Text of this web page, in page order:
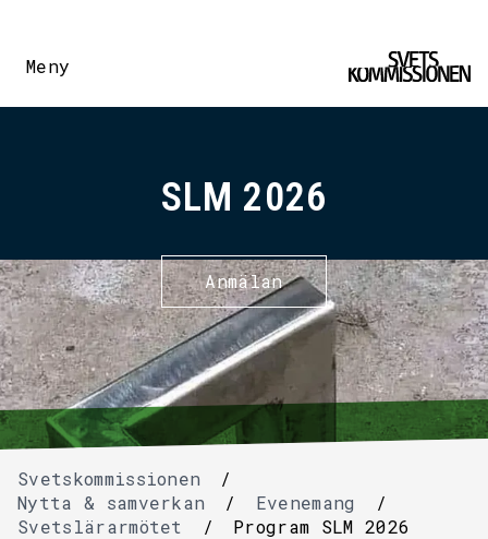
Meny
SLM 2026
Anmälan
Svetskommissionen
/
Nytta & samverkan
/ Evenemang
/
Svetslärarmötet
/ Program SLM 2026